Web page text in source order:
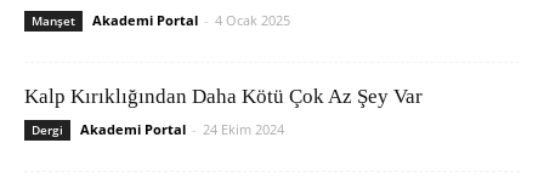
Manşet Akademi Portal - 4 Ocak 2025
Kalp Kırıklığından Daha Kötü Çok Az Şey Var
Dergi Akademi Portal - 24 Ekim 2024